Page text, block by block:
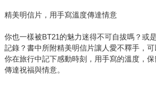
精美明信片，用手寫溫度傳達情意
你也一樣被BT21的魅力迷得不可自拔嗎？或
記錄？書中所附精美明信片讓人愛不釋手，
你在旅行中記下感動時刻，用手寫的溫度，
傳達祝福與情意。